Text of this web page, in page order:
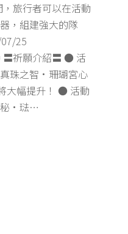
旅行者可以在活動
，組建強大的隊
25
〓祈願介紹〓 ● 活
珠之智·珊瑚宮心
大幅提升！ ● 活動
秘·琺…